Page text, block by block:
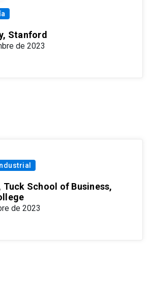
Stanford
de 2023
School of Business,
de 2023